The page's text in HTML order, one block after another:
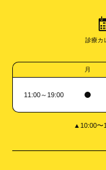
診療カ
月
11:00～19:00
▲10:00〜